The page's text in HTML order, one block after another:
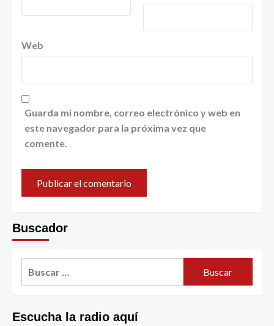
Web
Guarda mi nombre, correo electrónico y web en
este navegador para la próxima vez que
comente.
Buscador
Escucha la radio aquí